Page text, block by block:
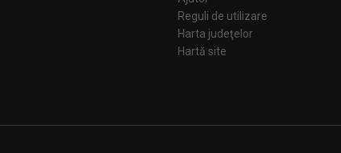
Reguli de utilizare
Harta judeţelor
Hartă site